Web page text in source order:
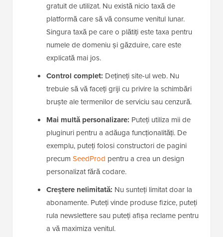
gratuit de utilizat. Nu există nicio taxă de
platformă care să vă consume venitul lunar.
Singura taxă pe care o plătiți este taxa pentru
numele de domeniu și găzduire, care este
explicată mai jos.
Control complet: Dețineți site-ul web. Nu
trebuie să vă faceți griji cu privire la schimbări
bruște ale termenilor de serviciu sau cenzură.
Mai multă personalizare: Puteți utiliza mii de
pluginuri pentru a adăuga funcționalități. De
exemplu, puteți folosi constructori de pagini
precum SeedProd pentru a crea un design
personalizat fără codare.
Creștere nelimitată: Nu sunteți limitat doar la
abonamente. Puteți vinde produse fizice, puteți
rula newslettere sau puteți afișa reclame pentru
a vă maximiza venitul.